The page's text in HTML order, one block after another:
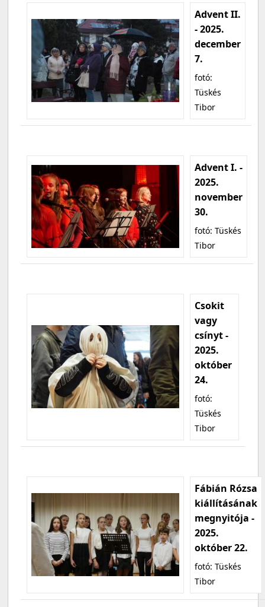
Advent II.
- 2025.
december
7.
fotó:
Tüskés
Tibor
Advent I. -
2025.
november
30.
fotó: Tüskés
Tibor
Csokit
vagy
csínyt -
2025.
október
24.
fotó:
Tüskés
Tibor
Fábián Rózsa
kiállításának
megnyitója -
2025.
október 22.
fotó: Tüskés
Tibor